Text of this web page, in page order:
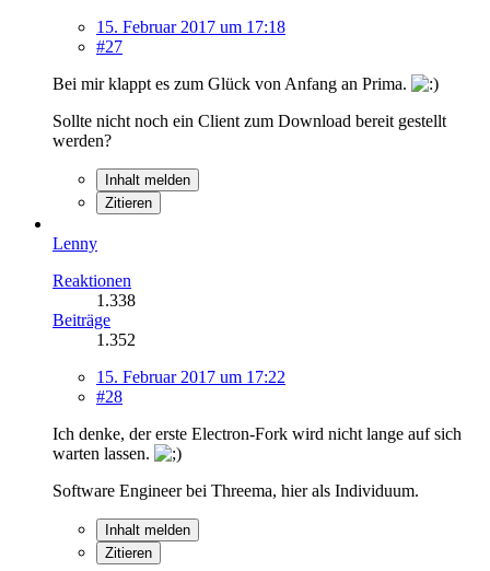
15. Februar 2017 um 17:18
#27
Bei mir klappt es zum Glück von Anfang an Prima.
Sollte nicht noch ein Client zum Download bereit gestellt
werden?
Inhalt melden
Zitieren
Lenny
Reaktionen
1.338
Beiträge
1.352
15. Februar 2017 um 17:22
#28
Ich denke, der erste Electron-Fork wird nicht lange auf sich
warten lassen.
Software Engineer bei Threema, hier als Individuum.
Inhalt melden
Zitieren